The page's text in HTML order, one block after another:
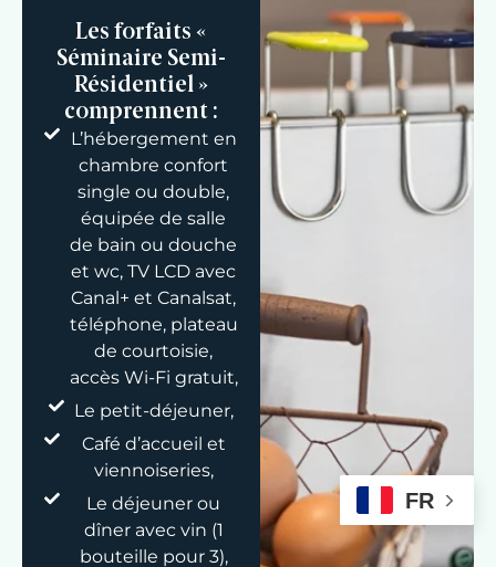
Les forfaits «
Séminaire Semi-
Résidentiel »
comprennent :
L’hébergement en
chambre confort
single ou double,
équipée de salle
de bain ou douche
et wc, TV LCD avec
Canal+ et Canalsat,
téléphone, plateau
de courtoisie,
accès Wi-Fi gratuit,
Le petit-déjeuner,
Café d’accueil et
viennoiseries,
Le déjeuner ou
dîner avec vin (1
bouteille pour 3),
FR